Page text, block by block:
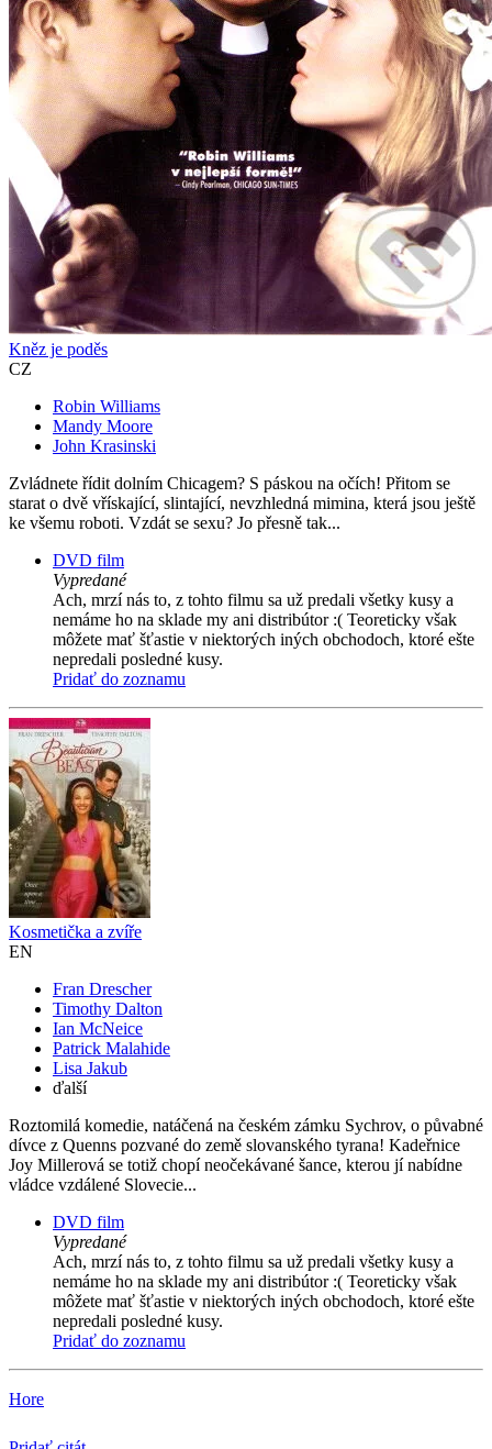
Kněz je poděs
CZ
Robin Williams
Mandy Moore
John Krasinski
Zvládnete řídit dolním Chicagem? S páskou na očích! Přitom se
starat o dvě vřískající, slintající, nevzhledná mimina, která jsou ještě
ke všemu roboti. Vzdát se sexu? Jo přesně tak...
DVD film
Vypredané
Ach, mrzí nás to, z tohto filmu sa už predali všetky kusy a
nemáme ho na sklade my ani distribútor :( Teoreticky však
môžete mať šťastie v niektorých iných obchodoch, ktoré ešte
nepredali posledné kusy.
Pridať do zoznamu
Kosmetička a zvíře
EN
Fran Drescher
Timothy Dalton
Ian McNeice
Patrick Malahide
Lisa Jakub
ďalší
Roztomilá komedie, natáčená na českém zámku Sychrov, o půvabné
dívce z Quenns pozvané do země slovanského tyrana! Kadeřnice
Joy Millerová se totiž chopí neočekávané šance, kterou jí nabídne
vládce vzdálené Slovecie...
DVD film
Vypredané
Ach, mrzí nás to, z tohto filmu sa už predali všetky kusy a
nemáme ho na sklade my ani distribútor :( Teoreticky však
môžete mať šťastie v niektorých iných obchodoch, ktoré ešte
nepredali posledné kusy.
Pridať do zoznamu
Hore